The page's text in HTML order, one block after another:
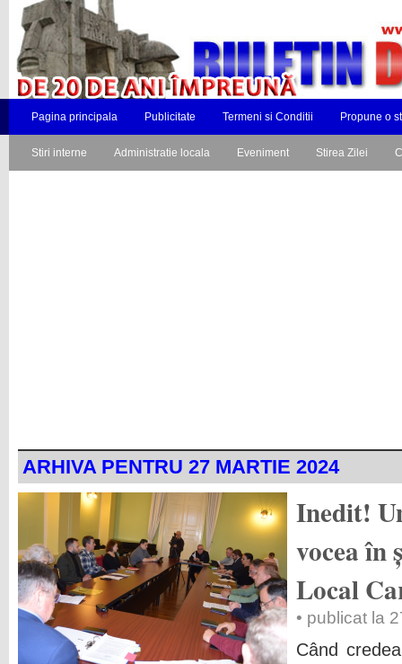
Pagina principala Publicitate Termeni si Conditii Propune o
Stiri interne Administratie locala Eveniment Stirea Zilei
ARHIVA PENTRU 27 MARTIE 2024
Inedit!
vocea în
Local
• publicat la
Când